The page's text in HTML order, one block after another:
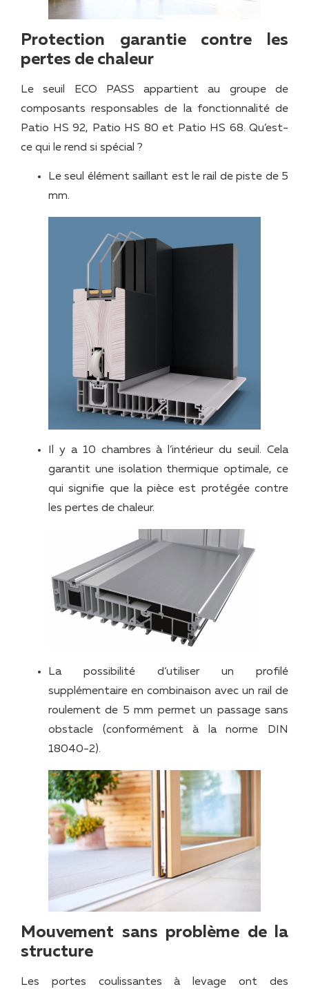
Protection garantie contre les
pertes de chaleur
Le seuil ECO PASS appartient au groupe de
composants responsables de la fonctionnalité de
Patio HS 92, Patio HS 80 et Patio HS 68. Qu’est-
ce qui le rend si spécial ?
Le seul élément saillant est le rail de piste de 5
mm.
Il y a 10 chambres à l’intérieur du seuil. Cela
garantit une isolation thermique optimale, ce
qui signifie que la pièce est protégée contre
les pertes de chaleur.
La possibilité d’utiliser un profilé
supplémentaire en combinaison avec un rail de
roulement de 5 mm permet un passage sans
obstacle (conformément à la norme DIN
18040-2).
Mouvement sans problème de la
structure
Les portes coulissantes à levage ont des